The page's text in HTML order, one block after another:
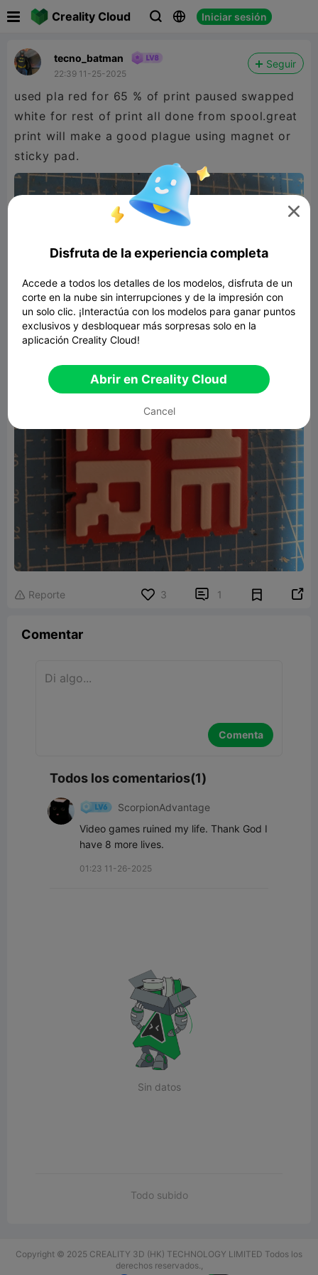
Creality Cloud   Iniciar sesión
tecno_batman
22:39 11-25-2025
Seguir
used pla red for 65 % of print paused swapped
white for rest of print all done from spool.great
print will make a good plague using magnet or
sticky pad.
 Reporte 3  1 
Comentar
Comenta
Todos los comentarios(1)
ScorpionAdvantage
Video games ruined my life. Thank God I
have 8 more lives.
01:23 11-26-2025
Sin datos
Todo subido
Copyright © 2025 CREALITY 3D (HK) TECHNOLOGY LIMITED Todos los
derechos reservados.,

Disfruta de la experiencia completa
Accede a todos los detalles de los modelos, disfruta de un
corte en la nube sin interrupciones y de la impresión con
un solo clic. ¡Interactúa con los modelos para ganar puntos
exclusivos y desbloquear más sorpresas solo en la
aplicación Creality Cloud!
Abrir en Creality Cloud
Cancel